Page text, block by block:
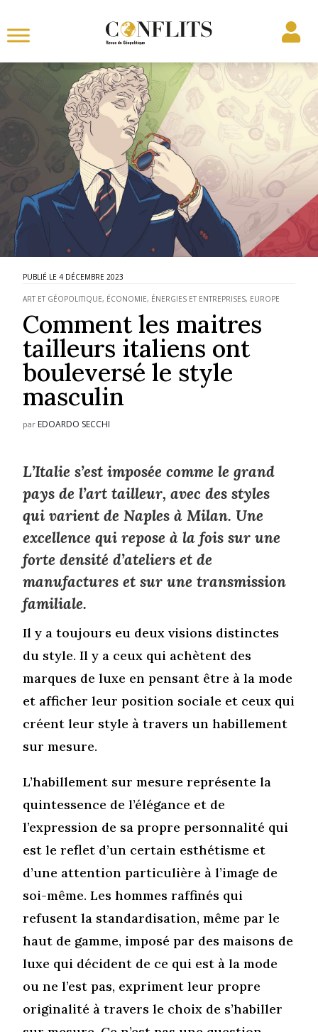
4 DÉCEMBRE 2023
ART ET GÉOPOLITIQUE, ÉCONOMIE, ÉNERGIES ET ENTREPRISES, EUROPE
Comment les maitres
tailleurs italiens ont
bouleversé le style
masculin
par EDOARDO SECCHI
L’Italie s’est imposée comme le grand
pays de l’art tailleur, avec des styles
qui varient de Naples à Milan. Une
excellence qui repose à la fois sur une
forte densité d’ateliers et de
manufactures et sur une transmission
familiale.
Il y a toujours eu deux visions distinctes
du style. Il y a ceux qui achètent des
marques de luxe en pensant être à la mode
et afficher leur position sociale et ceux qui
créent leur style à travers un habillement
sur mesure.
L’habillement sur mesure représente la
quintessence de l’élégance et de
l’expression de sa propre personnalité qui
est le reflet d’un certain esthétisme et
d’une attention particulière à l’image de
soi-même. Les hommes raffinés qui
refusent la standardisation, même par le
haut de gamme, imposé par des maisons de
luxe qui décident de ce qui est à la mode
ou ne l’est pas, expriment leur propre
originalité à travers le choix de s’habiller